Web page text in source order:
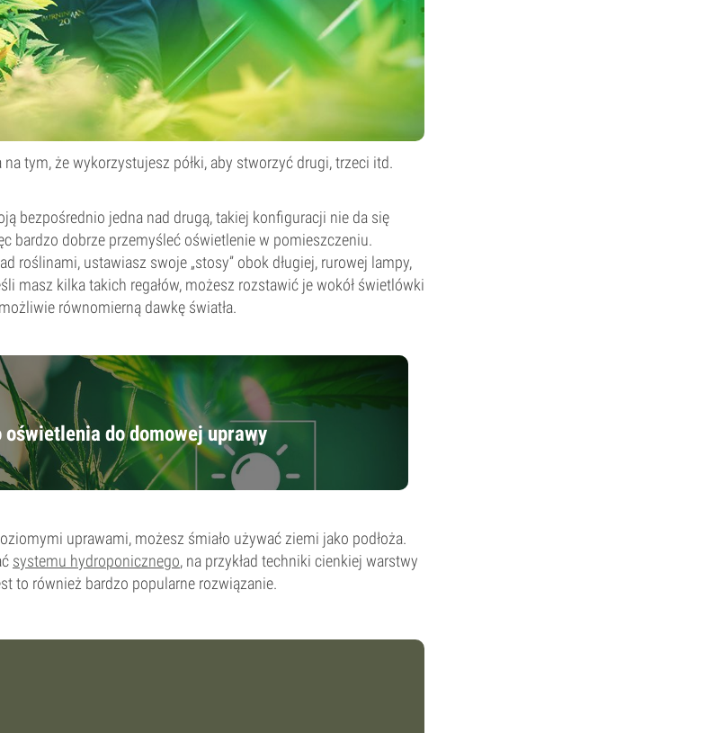
na tym, że wykorzystujesz półki, aby stworzyć drugi, trzeci itd.
bezpośrednio jedna nad drugą, takiej konfiguracji nie da się
bardzo dobrze przemyśleć oświetlenie w pomieszczeniu.
roślinami, ustawiasz swoje „stosy” obok długiej, rurowej lampy,
masz kilka takich regałów, możesz rozstawić je wokół świetlówki
równomierną dawkę światła.
oświetlenia do domowej uprawy
uprawami, możesz śmiało używać ziemi jako podłoża.
systemu hydroponicznego, na przykład techniki cienkiej warstwy
to również bardzo popularne rozwiązanie.